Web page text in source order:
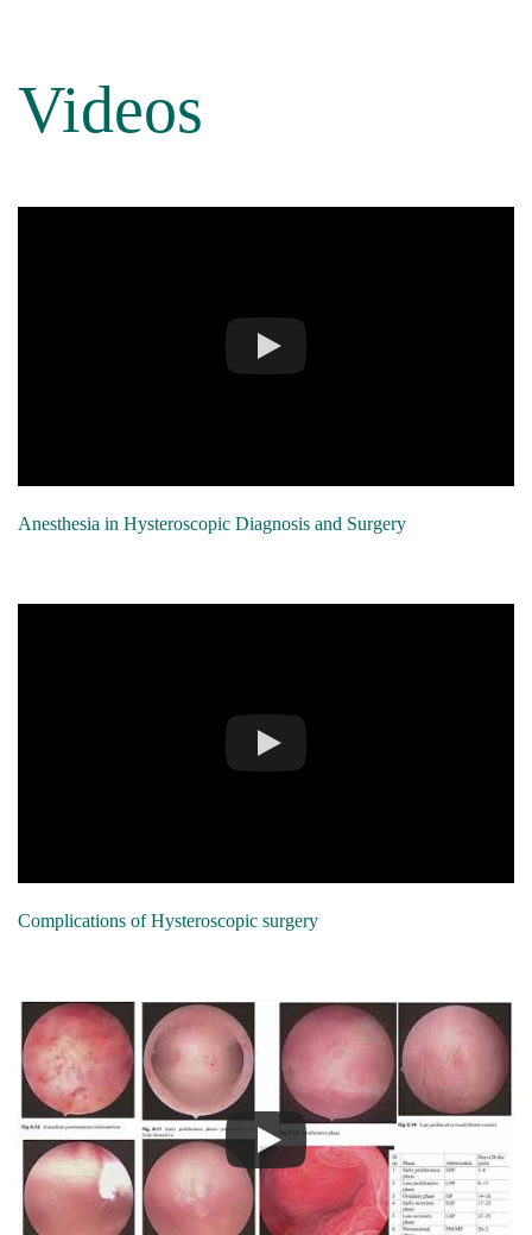
Videos
Anesthesia in Hysteroscopic Diagnosis and Surgery
Complications of Hysteroscopic surgery